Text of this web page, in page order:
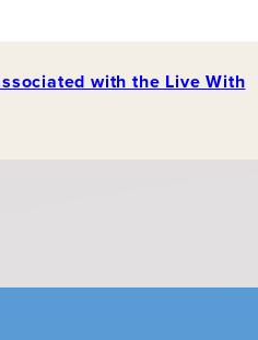
with the Live With